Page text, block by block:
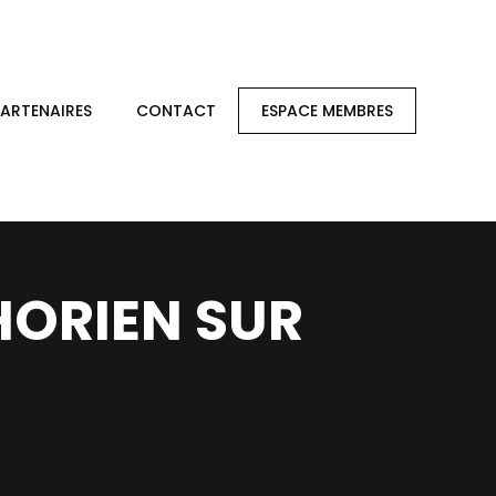
CONTACT ESPACE MEMBRES
SUR